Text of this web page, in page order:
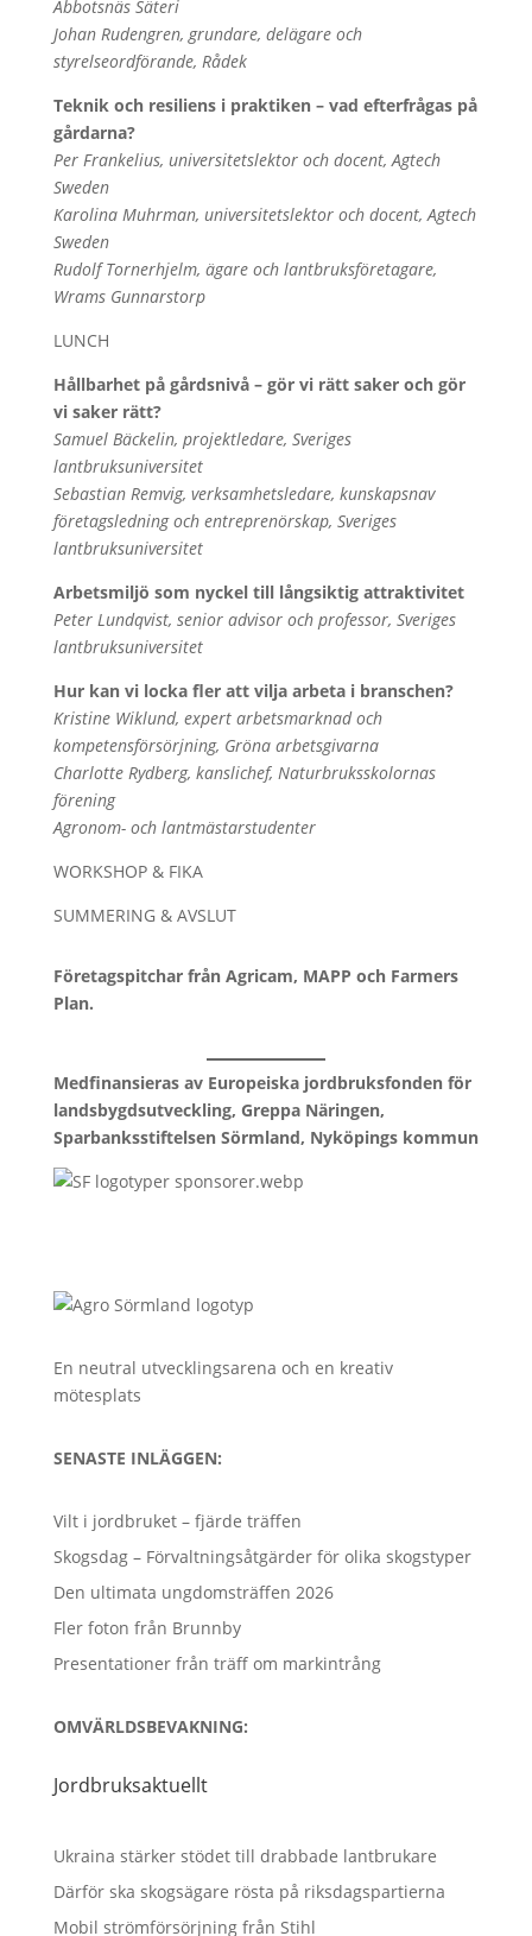
Abbotsnäs Säteri
Johan Rudengren, grundare, delägare och
styrelseordförande, Rådek
Teknik och resiliens i praktiken – vad efterfrågas på
gårdarna?
Per Frankelius, universitetslektor och docent, Agtech
Sweden
Karolina Muhrman, universitetslektor och docent, Agtech
Sweden
Rudolf Tornerhjelm, ägare och lantbruksföretagare,
Wrams Gunnarstorp
LUNCH
Hållbarhet på gårdsnivå – gör vi rätt saker och gör
vi saker rätt?
Samuel Bäckelin, projektledare, Sveriges
lantbruksuniversitet
Sebastian Remvig, verksamhetsledare, kunskapsnav
företagsledning och entreprenörskap, Sveriges
lantbruksuniversitet
Arbetsmiljö som nyckel till långsiktig attraktivitet
Peter Lundqvist, senior advisor och professor, Sveriges
lantbruksuniversitet
Hur kan vi locka fler att vilja arbeta i branschen?
Kristine Wiklund, expert arbetsmarknad och
kompetensförsörjning, Gröna arbetsgivarna
Charlotte Rydberg, kanslichef, Naturbruksskolornas
förening
Agronom- och lantmästarstudenter
WORKSHOP & FIKA
SUMMERING & AVSLUT
Företagspitchar från Agricam, MAPP och Farmers
Plan.
Medfinansieras av Europeiska jordbruksfonden för
landsbygdsutveckling, Greppa Näringen,
Sparbanksstiftelsen Sörmland, Nyköpings kommun
En neutral utvecklingsarena och en kreativ
mötesplats
SENASTE INLÄGGEN:
Vilt i jordbruket – fjärde träffen
Skogsdag – Förvaltningsåtgärder för olika skogstyper
Den ultimata ungdomsträffen 2026
Fler foton från Brunnby
Presentationer från träff om markintrång
OMVÄRLDSBEVAKNING:
Jordbruksaktuellt
Ukraina stärker stödet till drabbade lantbrukare
Därför ska skogsägare rösta på riksdagspartierna
Mobil strömförsörjning från Stihl